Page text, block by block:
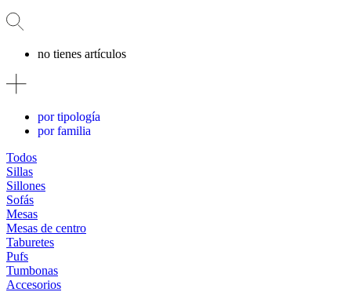
no tienes artículos
por tipología
por familia
Todos
Sillas
Sillones
Sofás
Mesas
Mesas de centro
Taburetes
Pufs
Tumbonas
Accesorios